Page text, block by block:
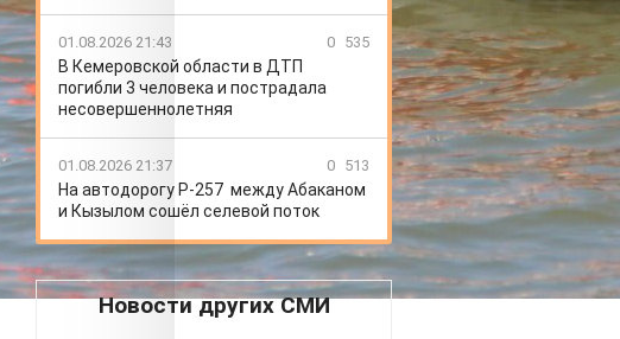
01.08.2026 21:43 0 535
В Кемеровской области в ДТП
погибли 3 человека и пострадала
несовершеннолетняя
01.08.2026 21:37 0 513
На автодорогу Р-257 между Абаканом
и Кызылом сошёл селевой поток
Новости других СМИ